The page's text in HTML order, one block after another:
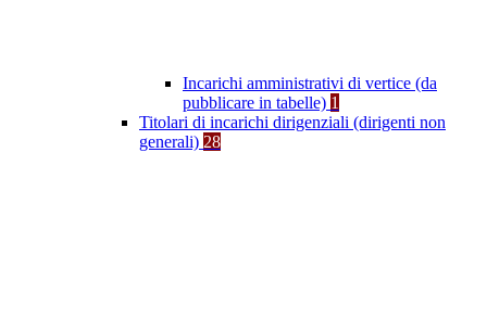
Incarichi amministrativi di vertice (da
pubblicare in tabelle) 1
Titolari di incarichi dirigenziali (dirigenti non
generali) 28